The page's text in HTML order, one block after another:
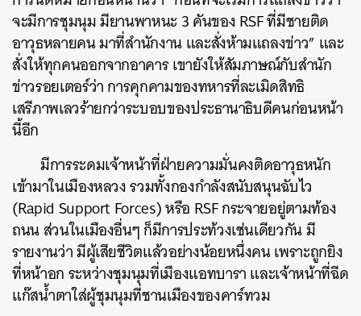
จะมีการชุมนุม มียานพาหนะ 3 คันของ RSF ที่มีชายติด
อาวุธหลายคน มาที่สำนักงาน และสั่งห้ามแถลงข่าว” และ
สั่งให้ทุกคนออกจากอาคาร เขายังให้สัมภาษณ์กับสำนัก
ข่าวรอยเตอร์ว่า การคุกคามของทหารที่ละเมิดสิทธิ
เสรีภาพเลวร้ายกว่าระบอบของประธานาธิบดีคนก่อนหน้า
นี้อีก
มีการระดมเจ้าหน้าที่ฝ่ายความมั่นคงติดอาวุธหนัก
เข้ามาในเมืองหลวง รวมทั้งกองกำลังสนับสนุนฉับไว
(Rapid Support Forces) หรือ RSF กระจายอยู่ตามท้อง
ถนน ส่วนในเมืองอื่นๆ ก็มีการประท้วงเช่นเดียวกัน มี
รายงานว่า มีผู้เสียชีวิตแล้วอย่างน้อยหนึ่งคน เพราะถูกยิง
ที่หน้าอก ระหว่างชุมนุมที่เมืองแอทบารา และเจ้าหน้าที่ฉีด
แก๊สน้ำตาใส่ผู้ชุมนุมที่ชานเมืองของคาร์ทวม